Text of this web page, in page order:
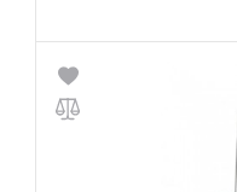
Гарантия:24 месяца